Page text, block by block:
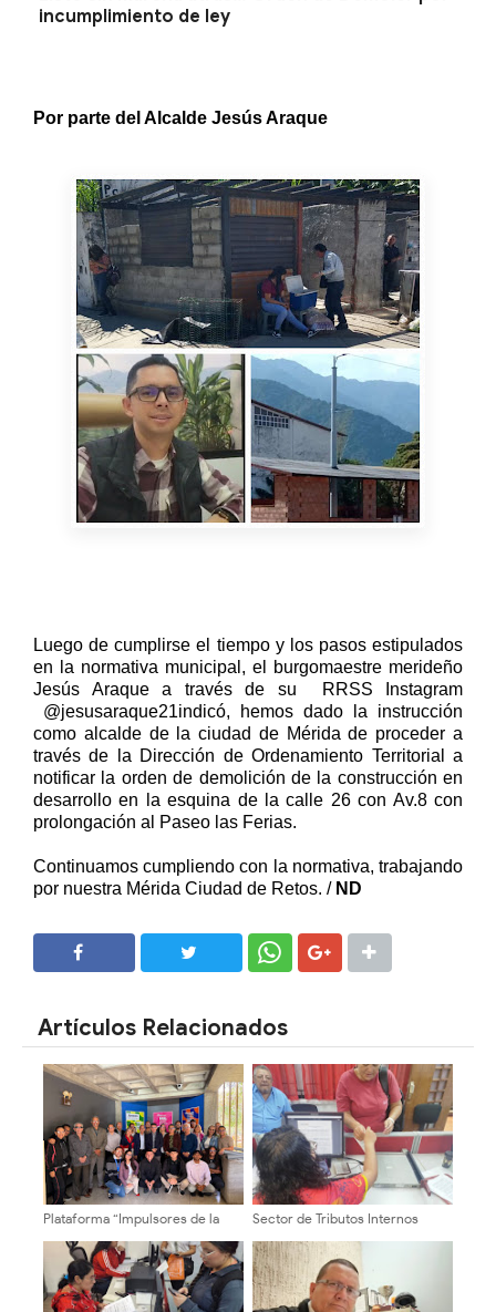
incumplimiento de ley
Por parte del Alcalde Jesús Araque
Luego de cumplirse el tiempo y los pasos estipulados
en la normativa municipal, el burgomaestre merideño
Jesús Araque a través de su
RRSS Instagram
@jesusaraque21indicó, hemos dado la instrucción
como alcalde de la ciudad de Mérida de proceder a
través de la Dirección de Ordenamiento Territorial a
notificar la orden de demolición de la construcción en
desarrollo en la esquina de la calle 26 con Av.8 con
prolongación al Paseo las Ferias.
Continuamos cumpliendo con la normativa, trabajando
por nuestra Mérida Ciudad de Retos. /ND
Artículos Relacionados
Plataforma “Impulsores de la
recorre facultades y escuelas
de la ULA
Sector de Tributos Internos
tributaria con jornadas de
orientación a servidores
públicos y contribuyentes